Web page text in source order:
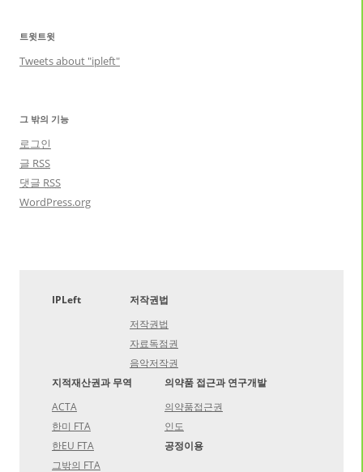
트윗트윗
Tweets about "ipleft"
그 밖의 기능
로그인
글 RSS
댓글 RSS
WordPress.org
IPLeft
저작권법
저작권법
자료독점권
음악저작권
지적재산권과 무역
ACTA
한미 FTA
한EU FTA
그밖의 FTA
의약품 접근과 연구개발
의약품접근권
인도
공정이용